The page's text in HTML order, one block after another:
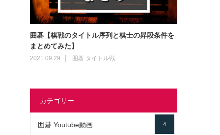
囲碁【棋戦のタイトル序列と棋士の昇段条件を
まとめてみた】
2021.09.29 囲碁 タイトル戦
カテゴリー
囲碁 Youtube動画 4